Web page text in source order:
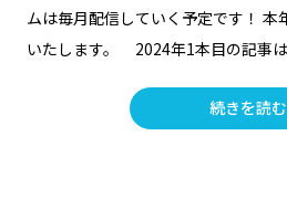
ムは毎月配信していく予定です！ 本
いたします。 2024年1本目の記事
続きを読む